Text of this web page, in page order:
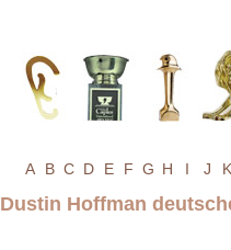
A B C D E F G H I J K
Dustin Hoffman